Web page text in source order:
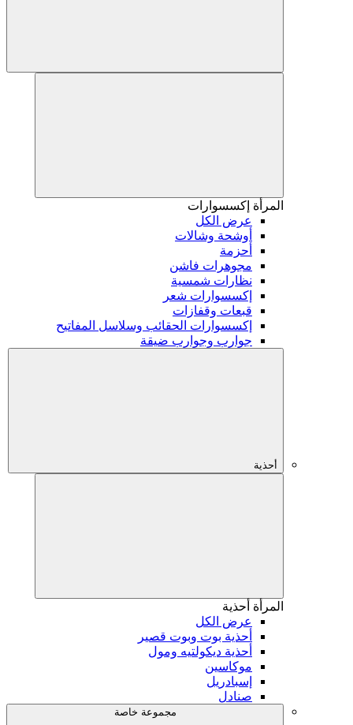
المرأة إكسسوارات
عرض الكل
أوشحة وشالات
أحزمة
مجوهرات فاشن
نظارات شمسية
إكسسوارات شعر
قبعات وقفازات
إكسسوارات الحقائب وسلاسل المفاتيح
جوارب وجوارب ضيقة
أحذية
المرأة أحذية
عرض الكل
أحذية بوت وبوت قصير
أحذية ديكولتيه ومول
موكاسين
إسبادريل
صنادل
مجموعة خاصة